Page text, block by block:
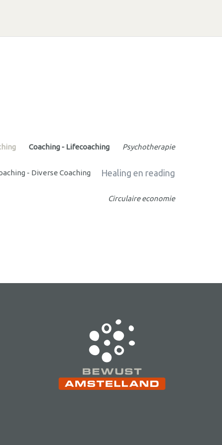
Coaching - Lifecoaching Psychotherapie
- Diverse Coaching Healing en reading
Circulaire economie